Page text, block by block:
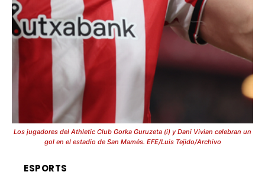
Los jugadores del Athletic Club Gorka Guruzeta (i) y Dani Vivian celebran un
gol en el estadio de San Mamés. EFE/Luis Tejido/Archivo
ESPORTS